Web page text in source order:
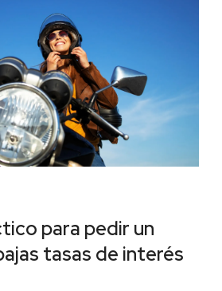
para pedir un
tasas de interés